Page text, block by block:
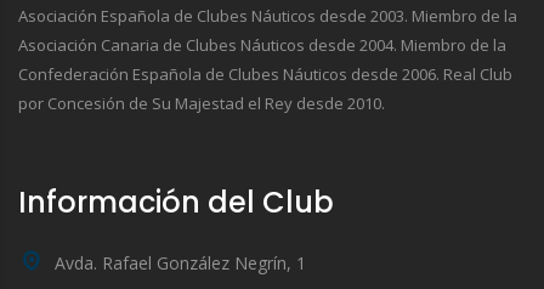
Asociación Española de Clubes Náuticos desde 2003. Miembro de la
Asociación Canaria de Clubes Náuticos desde 2004. Miembro de la
Confederación Española de Clubes Náuticos desde 2006. Real Club
por Concesión de Su Majestad el Rey desde 2010.
Información del Club
Avda. Rafael González Negrín, 1